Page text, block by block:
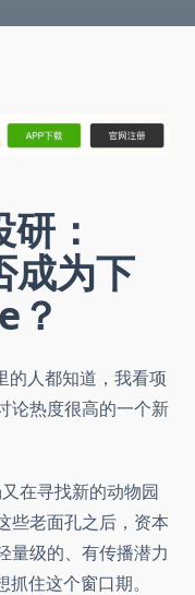
：
成为下
？
的人都知道，我看项
论热度很高的一个新
在寻找新的动物园
些老面孔之后，资本
量级的、有传播潜力
住这个窗口期。